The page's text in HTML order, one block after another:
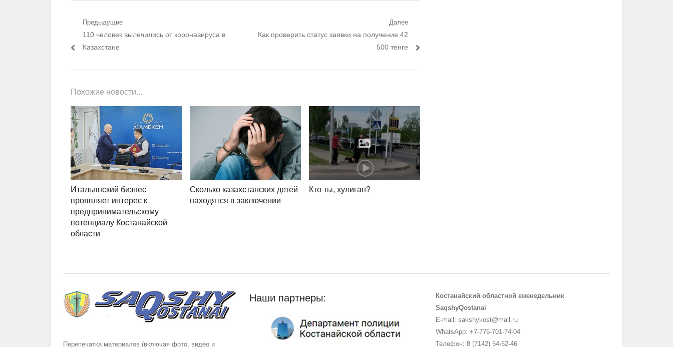
Навигация по записям
Предыдущие
Предыдущий пост:
110 человек вылечились от коронавируса в
Казахстане
Далее
Следующий пост:
Как проверить статус заявки на получение 42
500 тенге
Похожие новости...
Итальянский бизнес
проявляет интерес к
предпринимательскому
потенциалу Костанайской
области
Сколько казахстанских детей
находятся в заключении
Кто ты, хулиган?
Перепечатка материалов (включая фото, видео и
Наши партнеры:
Костанайский областной еженедельник
SaqshyQostanai
E-mail: sakshykost@mail.ru
WhatsApp: +7-776-701-74-04
Телефон: 8 (7142) 54-62-46